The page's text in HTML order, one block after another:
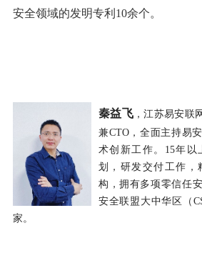
安全领域的发明专利 10余个。
秦益飞，江苏易安联
兼CTO，全面主持易
术创新工作。 15年以
划，研发交付工作，
构，拥有多项零信任
安全联盟大中华区（
家。